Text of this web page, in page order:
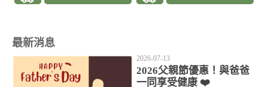
最新消息
2026-07-13
2026父親節優惠！與爸爸
一同享受健康 ❤️